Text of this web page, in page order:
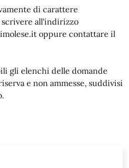
di carattere
scrivere all'indirizzo
oppure contattare il
gli elenchi delle domande
e non ammesse, suddivisi